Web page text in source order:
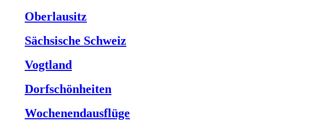
Oberlausitz
Sächsische Schweiz
Vogtland
Dorfschönheiten
Wochenendausflüge